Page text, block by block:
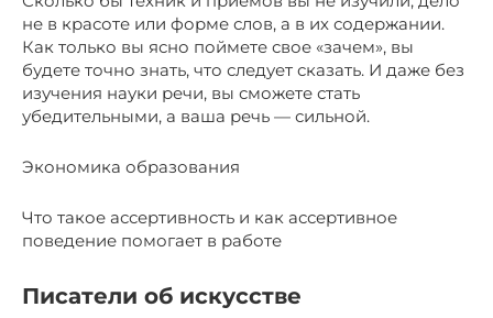
не в красоте или форме слов, а в их содержании.
Как только вы ясно поймете свое «зачем», вы
будете точно знать, что следует сказать. И даже без
изучения науки речи, вы сможете стать
убедительными, а ваша речь — сильной.
Экономика образования
Что такое ассертивность и как ассертивное
поведение помогает в работе
Писатели об искусстве